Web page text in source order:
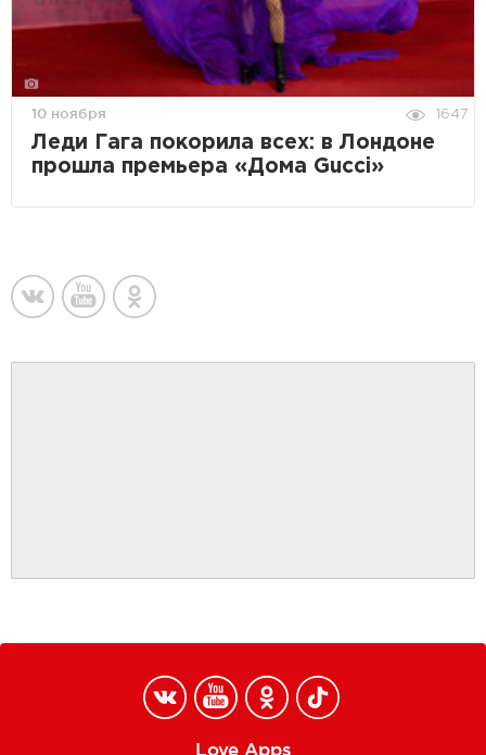
10 ноября 1647
Леди Гага покорила всех: в Лондоне
прошла премьера «Дома Gucci»
Love Apps